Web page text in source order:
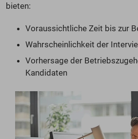
bieten:
Voraussichtliche Zeit bis zur
Wahrscheinlichkeit der
Vorhersage der
Kandidaten